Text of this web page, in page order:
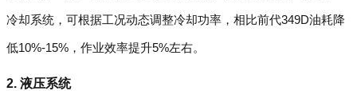
冷却系统，可根据工况动态调整冷却功率，相比前代349D油耗降
低10%-15%，作业效率提升5%左右。
2. 液压系统